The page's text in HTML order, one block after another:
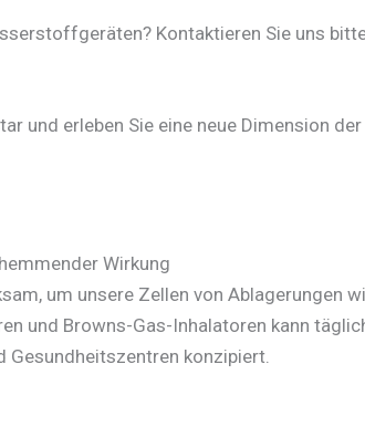
Kontaktieren Sie uns
und erleben Sie eine neue Dimension
Wirkung
um unsere Zellen von Ablagerungen
und Browns-Gas-Inhalatoren kann
Gesundheitszentren konzipiert.